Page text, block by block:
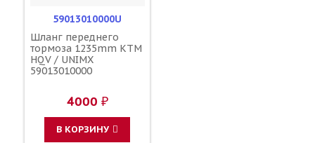
59013010000U
Шланг переднего
тормоза 1235mm KTM
HQV / UNIMX
59013010000
4000 ₽
В КОРЗИНУ